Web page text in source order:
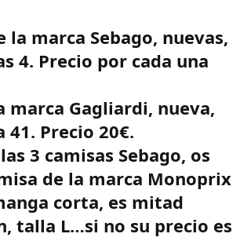
la marca Sebago, nuevas,
4. Precio por cada una
marca Gagliardi, nueva,
41. Precio 20€.
3 camisas Sebago, os
de la marca Monoprix
corta, es mitad
talla L…si no su precio es